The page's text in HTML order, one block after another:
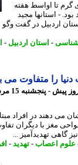
اواسط هفته
- استانها مجید
در گفت وگو با
-استان اردبیل -
را متفاوت می
در افراد مبتلا به
با دیگران تفاوت
تهدیدآمیز ...
اعصاب-تهدید-افراد -